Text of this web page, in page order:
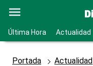
Última Hora Actualidad
Portada Actualidad